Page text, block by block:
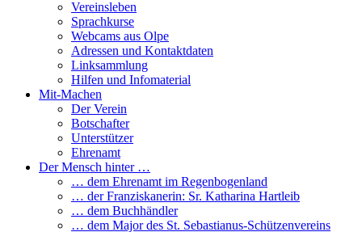
Vereinsleben
Sprachkurse
Webcams aus Olpe
Adressen und Kontaktdaten
Linksammlung
Hilfen und Infomaterial
Mit-Machen
Der Verein
Botschafter
Unterstützer
Ehrenamt
Der Mensch hinter …
… dem Ehrenamt im Regenbogenland
… der Franziskanerin: Sr. Katharina Hartleib
… dem Buchhändler
… dem Major des St. Sebastianus-Schützenvereins